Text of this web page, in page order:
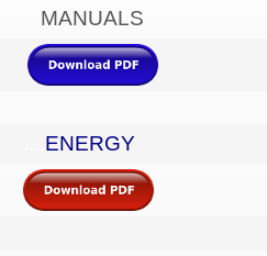
MANUALS
ENERGY